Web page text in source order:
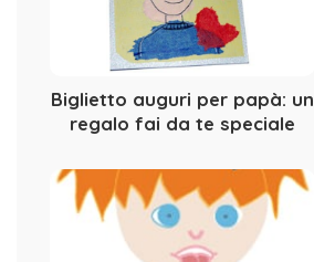
Biglietto auguri per papà: un
regalo fai da te speciale